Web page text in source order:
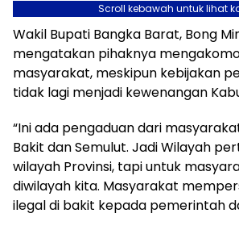
Scroll kebawah untuk lihat
Wakil Bupati Bangka Barat, Bong
mengatakan pihaknya
masyarakat, meskipun kebijakan
tidak lagi menjadi kewenangan
“Ini ada pengaduan dari
Bakit dan Semulut. Jadi Wilayah
wilayah Provinsi, tapi untuk
diwilayah kita. Masyarakat
ilegal di bakit kepada pemerintah